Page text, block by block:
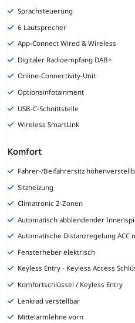
Sprachsteuerung
6 Lautsprecher
App-Connect Wired & Wireless
Digitaler Radioempfang DAB+
Online-Connectivity-Unit
Optionsinfotainment
USB-C-Schnittstelle
Wireless SmartLink
Komfort
Fahrer-/Beifahrersitz
Sitzheizung
Climatronic 2-Zonen
Automatisch abblendender
Automatische Distanzregelung ACC
Fensterheber elektrisch
Keyless Entry - Keyless Access
Komfortschlüssel / Keyless Entry
Lenkrad verstellbar
Mittelarmlehne vorn